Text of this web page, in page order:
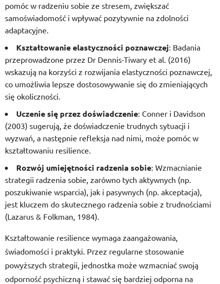
pomóc w radzeniu sobie ze stresem, zwiększać
samoświadomość i wpływać pozytywnie na zdolności
adaptacyjne.
Kształtowanie elastyczności poznawczej: Badania
przeprowadzone przez Dr Dennis-Tiwary et al. (2016)
wskazują na korzyści z rozwijania elastyczności poznawczej,
co umożliwia lepsze dostosowywanie się do zmieniających
się okoliczności.
Uczenie się przez doświadczenie: Conner i Davidson
(2003) sugerują, że doświadczenie trudnych sytuacji i
wyzwań, a następnie refleksja nad nimi, może pomóc w
kształtowaniu resilience.
Rozwój umiejętności radzenia sobie: Wzmacnianie
strategii radzenia sobie, zarówno tych aktywnych (np.
poszukiwanie wsparcia), jak i pasywnych (np. akceptacja),
jest kluczem do skutecznego radzenia sobie z trudnościami
(Lazarus & Folkman, 1984).
Kształtowanie resilience wymaga zaangażowania,
świadomości i praktyki. Przez regularne stosowanie
powyższych strategii, jednostka może wzmacniać swoją
odporność psychiczną i stawać się bardziej odporna na